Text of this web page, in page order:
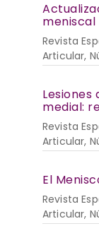
meniscal
Revista
Articular,
medial:
Revista
Articular,
El
Revista
Articular,